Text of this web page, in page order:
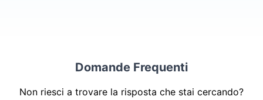
Domande Frequenti
Non riesci a trovare la risposta che stai cercando?